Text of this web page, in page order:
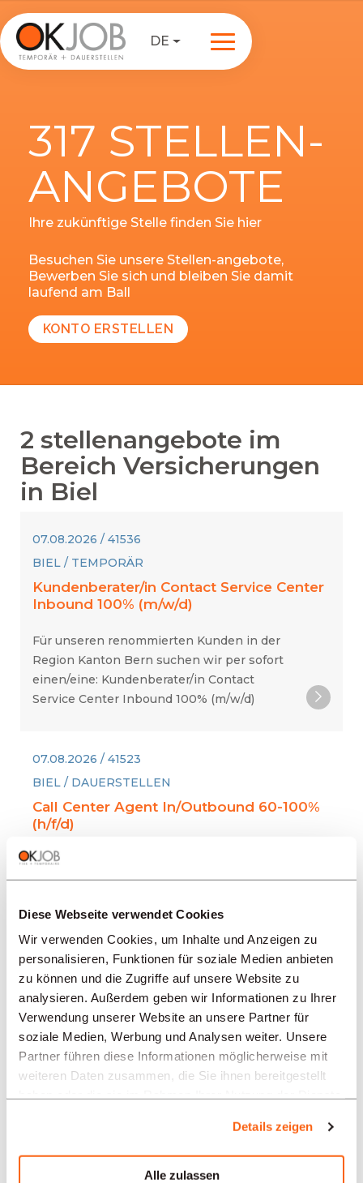
Diese Webseite verwendet Cookies
Wir verwenden Cookies, um Inhalte und Anzeigen zu
personalisieren, Funktionen für soziale Medien anbieten
zu können und die Zugriffe auf unsere Website zu
analysieren. Außerdem geben wir Informationen zu Ihrer
Verwendung unserer Website an unsere Partner für
soziale Medien, Werbung und Analysen weiter. Unsere
Partner führen diese Informationen möglicherweise mit
weiteren Daten zusammen, die Sie ihnen bereitgestellt
Details zeigen
Alle zulassen
DE
317 STELLEN-
ANGEBOTE
Ihre zukünftige Stelle finden Sie hier
Besuchen Sie unsere Stellen-angebote,
Bewerben Sie sich und bleiben Sie damit
laufend am Ball
KONTO ERSTELLEN
2 stellenangebote im
Bereich Versicherungen
in Biel
07.08.2026 / 41536
BIEL / TEMPORÄR
Kundenberater/in Contact Service Center
Inbound 100% (m/w/d)
Für unseren renommierten Kunden in der
Region Kanton Bern suchen wir per sofort
einen/eine: Kundenberater/in Contact
Service Center Inbound 100% (m/w/d)
07.08.2026 / 41523
BIEL / DAUERSTELLEN
Call Center Agent In/Outbound 60-100%
(h/f/d)
Pour notre client renommé dans la région
de Seeland / Berne / Soleure, qui opère dans
recherchons dès maintenant ou à convenir
un(e) : Call Center Agent In/Outbound 60-
100% (h/f/d) Notre une est une entreprise
de service à la clientèle bien établie, spéci
BENACHRICHTIGUNG
ERHALTEN
LADEN SIE MEHR
REGIONEN